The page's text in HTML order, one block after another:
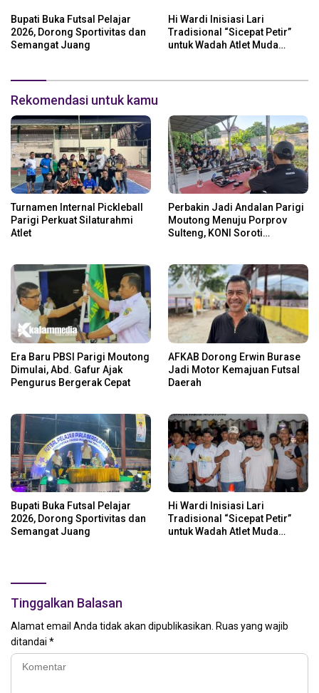
Bupati Buka Futsal Pelajar
2026, Dorong Sportivitas dan
Semangat Juang
Hi Wardi Inisiasi Lari
Tradisional “Sicepat Petir”
untuk Wadah Atlet Muda
Rekomendasi untuk kamu
Turnamen Internal Pickleball
Parigi Perkuat Silaturahmi
Atlet
Perbakin Jadi Andalan Parigi
Moutong Menuju Porprov
Sulteng, KONI Soroti
Era Baru PBSI Parigi Moutong
Dimulai, Abd. Gafur Ajak
Pengurus Bergerak Cepat
AFKAB Dorong Erwin Burase
Jadi Motor Kemajuan Futsal
Daerah
Bupati Buka Futsal Pelajar
2026, Dorong Sportivitas dan
Semangat Juang
Hi Wardi Inisiasi Lari
Tradisional “Sicepat Petir”
untuk Wadah Atlet Muda
Tinggalkan Balasan
Alamat email Anda tidak akan dipublikasikan. Ruas yang wajib
ditandai *